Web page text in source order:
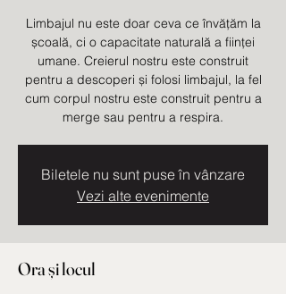
Limbajul nu este doar ceva ce învățăm la
școală, ci o capacitate naturală a ființei
umane. Creierul nostru este construit
pentru a descoperi și folosi limbajul, la fel
cum corpul nostru este construit pentru a
merge sau pentru a respira.
Biletele nu sunt puse în vânzare
Vezi alte evenimente
Ora și locul